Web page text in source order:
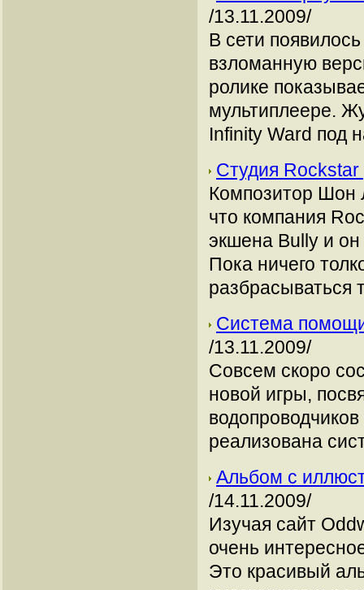
/13.11.2009/
В сети
взломанную
ролике
мультиплеере.
Infinity Ward под
Студия
Композитор Шон
что компания
экшена Bully и
Пока ничего
разбрасываться
Система
/13.11.2009/
Совсем скоро
новой игры,
реализована
Альбом с
/14.11.2009/
Изучая сайт
очень
Это красивый